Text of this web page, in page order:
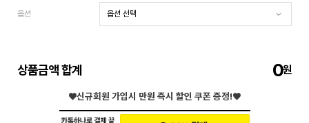
옵션
상품금액 합계 0
♥신규회원 가입시 만원 즉시 할인 쿠폰 증정!♥